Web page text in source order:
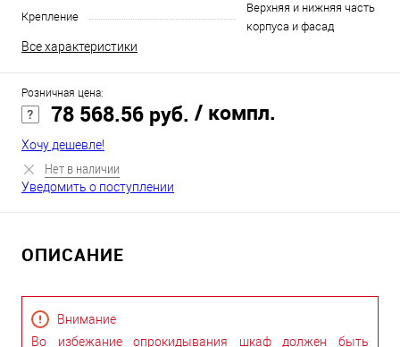
Крепление
Верхняя и нижняя часть
корпуса и фасад
Все характеристики
Розничная цена:
78 568.56 руб. / компл.
Хочу дешевле!
Нет в наличии
Уведомить о поступлении
ОПИСАНИЕ
Внимание
Во избежание опрокидывания шкаф должен быть